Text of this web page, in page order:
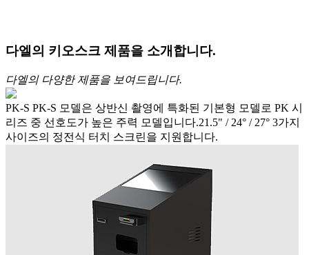
다엘의 키오스크 제품을 소개합니다.
다엘의 다양한 제품을 보여드립니다.
PK-S PK-S 모델은 상반신 촬영에 특화된 기본형 모델로 PK 시
리즈 중 선호도가 높은 주력 모델입니다.21.5" / 24° / 27° 3가지
사이즈의 정전식 터치 스크린을 지원합니다.